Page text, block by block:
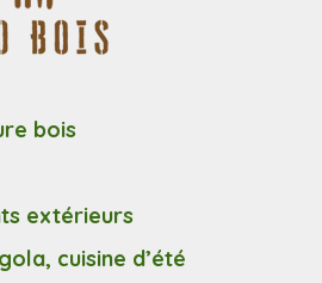
bois
extérieurs
cuisine d’été